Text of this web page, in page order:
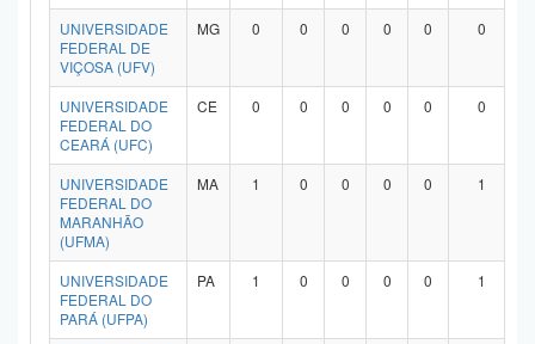
UNIVERSIDADE
FEDERAL DE
VIÇOSA (UFV)
MG 0 0 0 0 0 0
UNIVERSIDADE
FEDERAL DO
CEARÁ (UFC)
CE 0 0 0 0 0 0
UNIVERSIDADE
FEDERAL DO
MARANHÃO
(UFMA)
MA 1 0 0 0 0 1
UNIVERSIDADE
FEDERAL DO
PARÁ (UFPA)
PA 1 0 0 0 0 1